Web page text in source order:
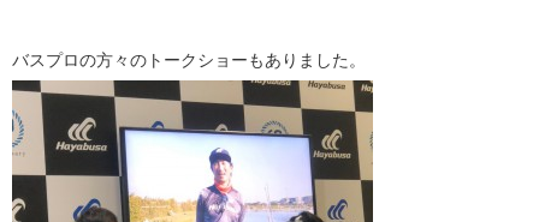
バスプロの方々のトークショーもありました。